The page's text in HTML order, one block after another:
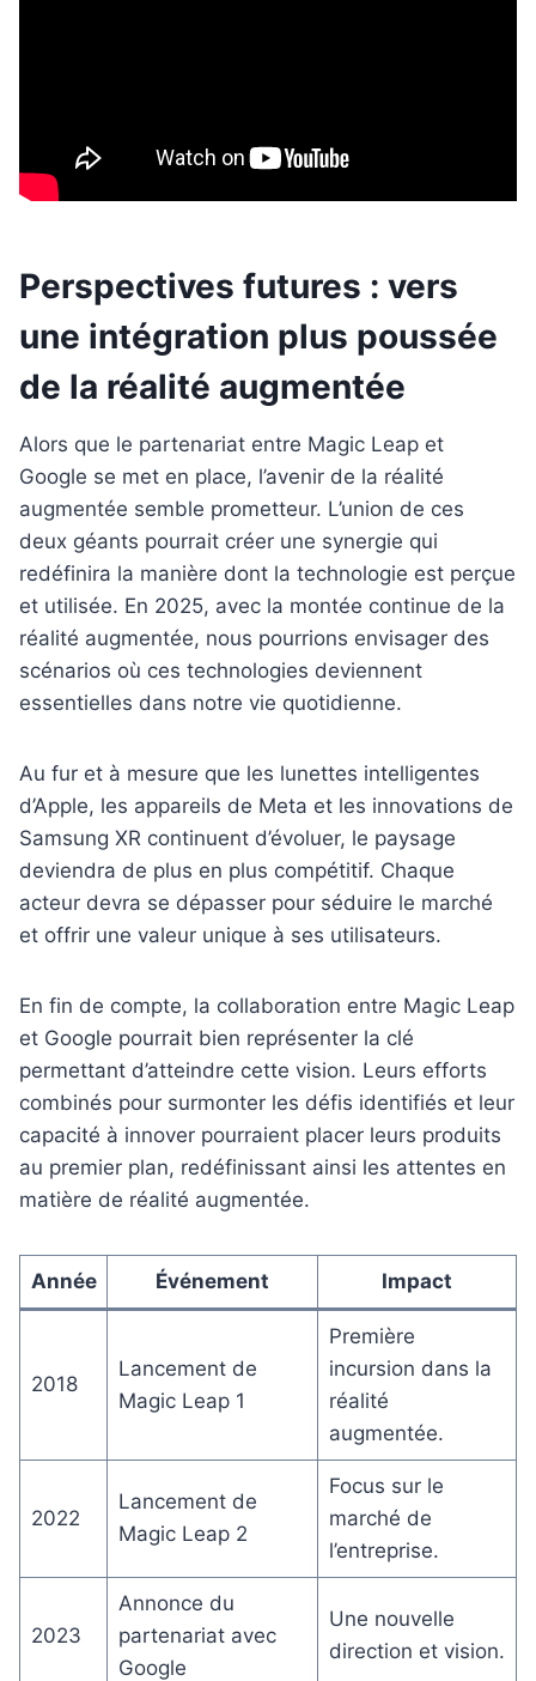
Perspectives futures : vers
une intégration plus poussée
de la réalité augmentée
Alors que le partenariat entre Magic Leap et
Google se met en place, l’avenir de la réalité
augmentée semble prometteur. L’union de ces
deux géants pourrait créer une synergie qui
redéfinira la manière dont la technologie est perçue
et utilisée. En 2025, avec la montée continue de la
réalité augmentée, nous pourrions envisager des
scénarios où ces technologies deviennent
essentielles dans notre vie quotidienne.
Au fur et à mesure que les lunettes intelligentes
d’Apple, les appareils de Meta et les innovations de
Samsung XR continuent d’évoluer, le paysage
deviendra de plus en plus compétitif. Chaque
acteur devra se dépasser pour séduire le marché
et offrir une valeur unique à ses utilisateurs.
En fin de compte, la collaboration entre Magic Leap
et Google pourrait bien représenter la clé
permettant d’atteindre cette vision. Leurs efforts
combinés pour surmonter les défis identifiés et leur
capacité à innover pourraient placer leurs produits
au premier plan, redéfinissant ainsi les attentes en
matière de réalité augmentée.
Année Événement Impact
2018
Lancement de
Magic Leap 1
Première
incursion dans la
réalité
augmentée.
2022
Lancement de
Magic Leap 2
Focus sur le
marché de
l’entreprise.
2023
Annonce du
partenariat avec
Google
Une nouvelle
direction et vision.